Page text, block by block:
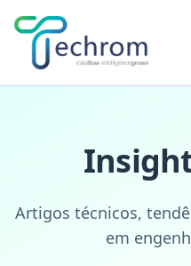
Artigos técnicos,
em